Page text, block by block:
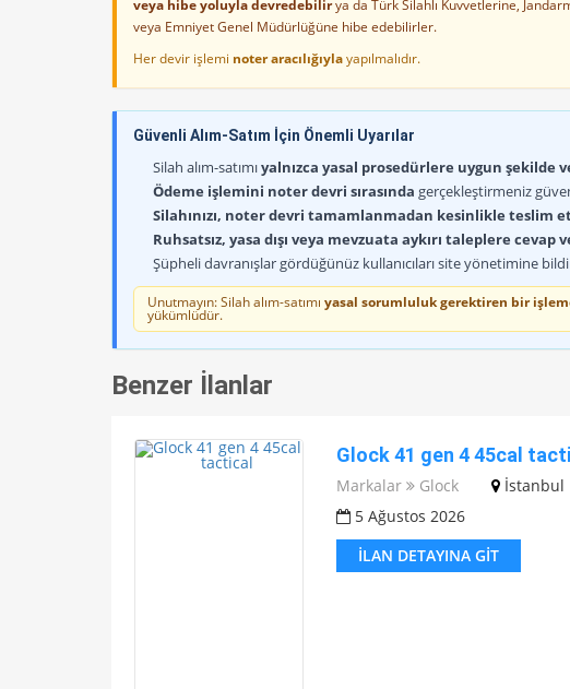
veya hibe yoluyla devredebilirya da Türk Silahlı Kuvvetlerine,
veya Emniyet Genel Müdürlüğüne hibe edebilirler.
Her devir işlemi noter aracılığıylayapılmalıdır.
Güvenli Alım-Satım İçin Önemli Uyarılar
Silah alım-satımıyalnızca yasal prosedürlere uygun şekilde
Ödeme işlemini noter devri sırasında gerçekleştirmeniz
Silahınızı, noter devri tamamlanmadan kesinlikle teslim
Ruhsatsız, yasa dışı veya mevzuata aykırı taleplere cevap
Şüpheli davranışlar gördüğünüz kullanıcıları site yönetimine
Unutmayın: Silah alım-satımı yasal sorumluluk gerektiren bir
yükümlüdür.
Benzer İlanlar
Glock 41 gen 4 45cal
Markalar Glock
İstanbul
5 Ağustos 2026
İLAN DETAYINA GIT